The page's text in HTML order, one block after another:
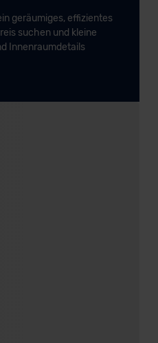
geräumiges, effizientes
suchen und kleine
Innenraumdetails